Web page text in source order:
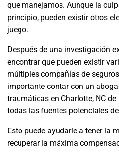
que manejamos. Aunque la
principio, pueden existir otros
juego.
Después de una investigación
encontrar que pueden existir
múltiples compañías de
importante contar con un
traumáticas en Charlotte, NC
todas las fuentes potenciales
Esto puede ayudarle a tener la
recuperar la máxima